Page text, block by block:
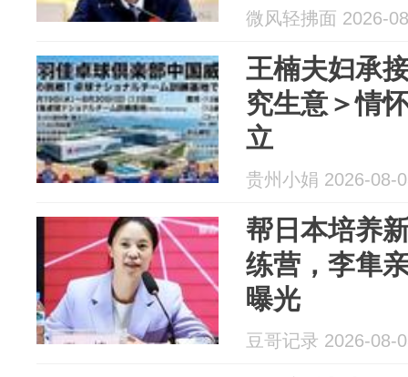
微风轻拂面 2026-
王楠夫妇承
究生意＞情
立
贵州小娟 2026-08-
帮日本培养
练营，李隼
曝光
豆哥记录 2026-08-